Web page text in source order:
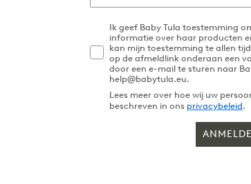
Ik geef Baby Tula toestemming
informatie over haar producten
kan mijn toestemming te allen
op de afmeldlink onderaan een
door een e-mail te sturen naar
help@babytula.eu.
Lees meer over hoe wij uw
beschreven in ons privacybeleid.